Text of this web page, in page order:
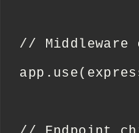
// Middleware
app . use(